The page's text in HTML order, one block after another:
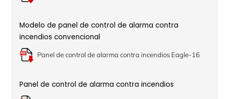
Modelo de panel de control de alarma contra
incendios convencional
Panel de control de alarma contra incendios Eagle-16
Panel de control de alarma contra incendios